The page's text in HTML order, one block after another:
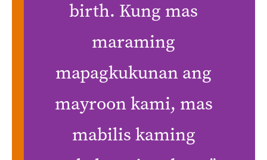
birth. Kung mas
maraming
mapagkukunan ang
mayroon kami, mas
mabilis kaming